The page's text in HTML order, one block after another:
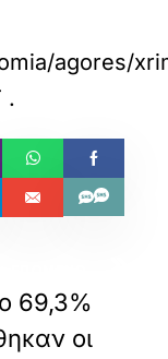
agores/
.
69,3%
οι